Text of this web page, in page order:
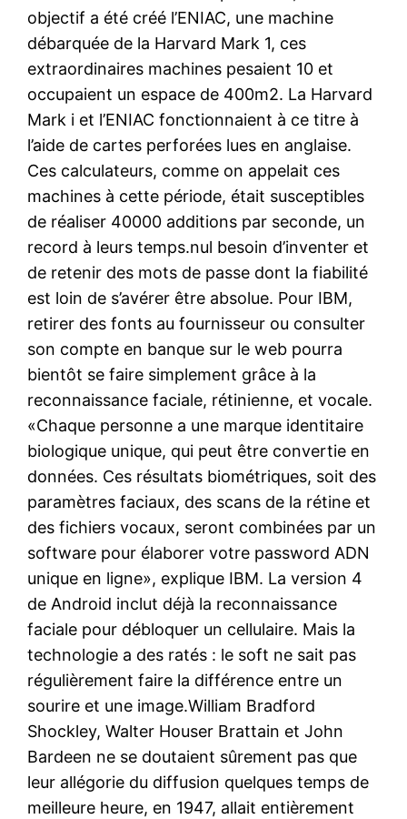
objectif a été créé l’ENIAC, une machine
débarquée de la Harvard Mark 1, ces
extraordinaires machines pesaient 10 et
occupaient un espace de 400m2. La Harvard
Mark i et l’ENIAC fonctionnaient à ce titre à
l’aide de cartes perforées lues en anglaise.
Ces calculateurs, comme on appelait ces
machines à cette période, était susceptibles
de réaliser 40000 additions par seconde, un
record à leurs temps.nul besoin d’inventer et
de retenir des mots de passe dont la fiabilité
est loin de s’avérer être absolue. Pour IBM,
retirer des fonts au fournisseur ou consulter
son compte en banque sur le web pourra
bientôt se faire simplement grâce à la
reconnaissance faciale, rétinienne, et vocale.
«Chaque personne a une marque identitaire
biologique unique, qui peut être convertie en
données. Ces résultats biométriques, soit des
paramètres faciaux, des scans de la rétine et
des fichiers vocaux, seront combinées par un
software pour élaborer votre password ADN
unique en ligne», explique IBM. La version 4
de Android inclut déjà la reconnaissance
faciale pour débloquer un cellulaire. Mais la
technologie a des ratés : le soft ne sait pas
régulièrement faire la différence entre un
sourire et une image.William Bradford
Shockley, Walter Houser Brattain et John
Bardeen ne se doutaient sûrement pas que
leur allégorie du diffusion quelques temps de
meilleure heure, en 1947, allait entièrement